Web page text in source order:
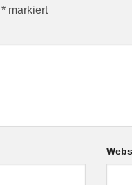
* markiert